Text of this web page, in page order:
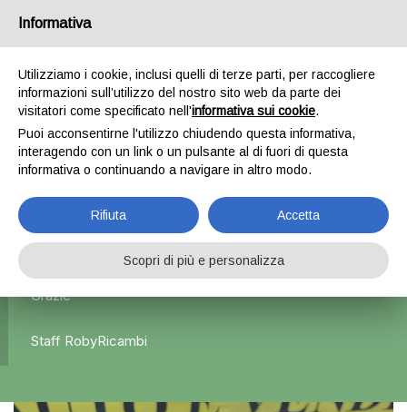
Home Maniglie
Maniglia interna lato guida Alfa Romeo
Giulietta
L'azienda Resta Chiusa Dal 5.08 Al 31.08 Qualsiasi
Ordine Verrà Accettato Ma La Spedizione Ripartirà Dal 1
Grazie
Staff RobyRicambi
Informativa
Utilizziamo i cookie, inclusi quelli di terze parti, per raccogliere
informazioni sull’utilizzo del nostro sito web da parte dei
visitatori come specificato nell'informativa sui cookie.
Puoi acconsentirne l'utilizzo chiudendo questa informativa,
interagendo con un link o un pulsante al di fuori di questa
informativa o continuando a navigare in altro modo.
Rifiuta Accetta
Scopri di più e personalizza